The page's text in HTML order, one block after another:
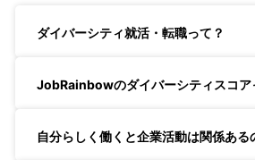
ダイバーシティ就活・転職って？
JobRainbowのダイバーシティスコア
自分らしく働くと企業活動は関係ある